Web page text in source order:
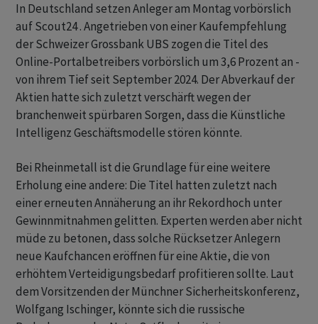
In Deutschland setzen Anleger am Montag vorbörslich
auf Scout24 . Angetrieben von einer Kaufempfehlung
der Schweizer Grossbank UBS zogen die Titel des
Online-Portalbetreibers vorbörslich um 3,6 Prozent an -
von ihrem Tief seit September 2024. Der Abverkauf der
Aktien hatte sich zuletzt verschärft wegen der
branchenweit spürbaren Sorgen, dass die Künstliche
Intelligenz Geschäftsmodelle stören könnte.
Bei Rheinmetall ist die Grundlage für eine weitere
Erholung eine andere: Die Titel hatten zuletzt nach
einer erneuten Annäherung an ihr Rekordhoch unter
Gewinnmitnahmen gelitten. Experten werden aber nicht
müde zu betonen, dass solche Rücksetzer Anlegern
neue Kaufchancen eröffnen für eine Aktie, die von
erhöhtem Verteidigungsbedarf profitieren sollte. Laut
dem Vorsitzenden der Münchner Sicherheitskonferenz,
Wolfgang Ischinger, könnte sich die russische